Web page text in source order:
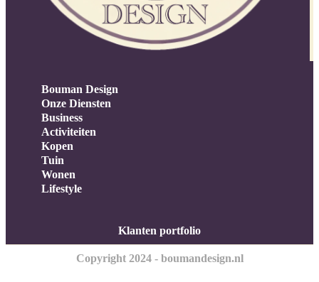
Bouman Design
Onze Diensten
Business
Activiteiten
Kopen
Tuin
Wonen
Lifestyle
Klanten portfolio
Copyright 2024 - boumandesign.nl